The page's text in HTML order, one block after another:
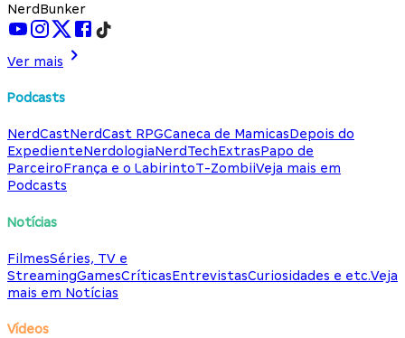
NerdBunker
Ver mais
Podcasts
NerdCastNerdCast RPGCaneca de MamicasDepois do
ExpedienteNerdologiaNerdTechExtrasPapo de
ParceiroFrança e o LabirintoT-ZombiiVeja mais em
Podcasts
Notícias
FilmesSéries, TV e
StreamingGamesCríticasEntrevistasCuriosidades e etc.Veja
mais em Notícias
Vídeos